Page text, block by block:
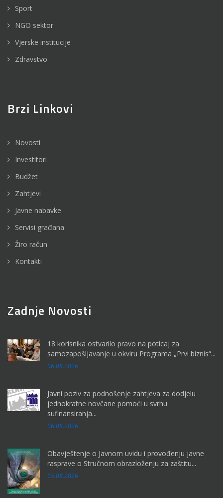
Sport
NGO sektor
Vjerske institucije
Zdravstvo
Brzi Linkovi
Novosti
Investitori
Budžet
Zahtjevi
Javne nabavke
Servisi građana
Žiro račun
Kontakti
Zadnje Novosti
18 korisnika ostvarilo pravo na poticaj za
samozapošljavanje u okviru Programa „Prvi biznis“...
06.08.2026
Javni poziv za podnošenje zahtjeva za dodjelu
jednokratne novčane pomoći u svrhu
sufinansiranja...
06.08.2026
Obavještenje o Javnom uvidu i provođenju javne
rasprave o Stručnom obrazloženju za zaštitu...
05.08.2026